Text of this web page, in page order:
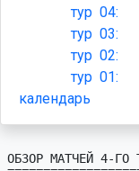
тур 04:
тур 03:
тур 02:
тур 01:
календарь
ОБЗОР МАТЧЕЙ 4-ГО